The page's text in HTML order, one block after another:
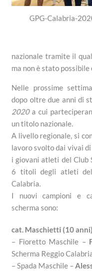
GPG-Calabria-
nazionale tramite il
ma non è stato
Nelle prossime
dopo oltre due anni di
2020a cui
un titolo nazionale.
A livello regionale, si
lavoro svolto dai vivai
i giovani atleti del Club
6 titoli degli atleti
Calabria.
I nuovi campioni e
scherma sono:
cat. Maschietti (10 anni)
– Fioretto Maschile –
Scherma Reggio
– Spada Maschile –